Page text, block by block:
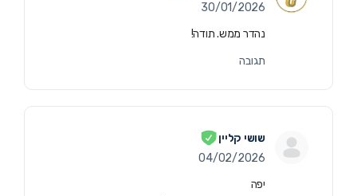
30/01/2026
נהדר ממש. תודה!
תגובה
שושי קליין
04/02/2026
יפה